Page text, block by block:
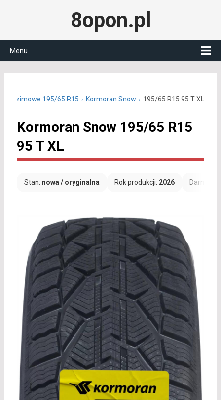
8opon.pl
Menu
zimowe 195/65 R15 Kormoran Snow 195/65 R15 95 T XL
Kormoran Snow 195/65 R15
95 T XL
Stan: nowa / oryginalna Rok produkcji: 2026